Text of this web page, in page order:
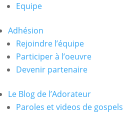
Equipe
Adhésion
Rejoindre l’équipe
Participer à l’oeuvre
Devenir partenaire
Le Blog de l’Adorateur
Paroles et videos de gospels